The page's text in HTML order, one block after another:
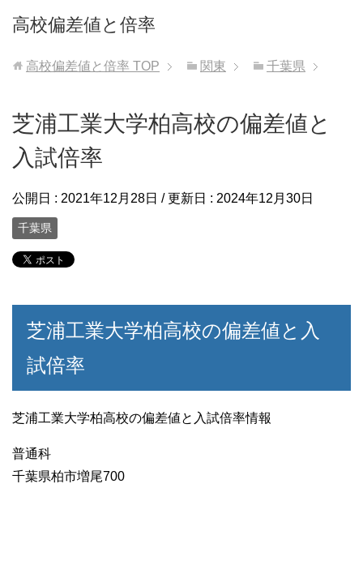
高校偏差値と倍率
高校偏差値と倍率 TOP 関東 千葉県
芝浦工業大学柏高校の偏差値と
入試倍率
公開日 : 2021年12月28日 / 更新日 : 2024年12月30日
千葉県
芝浦工業大学柏高校の偏差値と入
試倍率
芝浦工業大学柏高校の偏差値と入試倍率情報
普通科
千葉県柏市増尾700